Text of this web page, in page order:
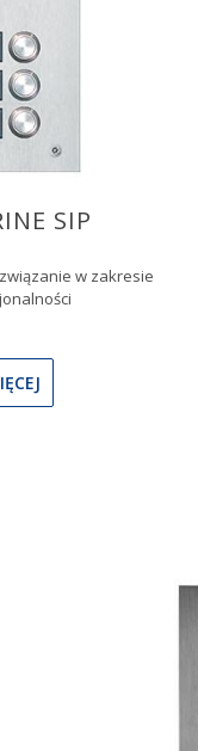
SIP
w zakresie